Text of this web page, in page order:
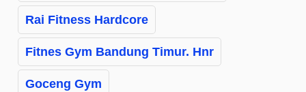
Rai Fitness Hardcore
Fitnes Gym Bandung Timur. Hnr
Goceng Gym